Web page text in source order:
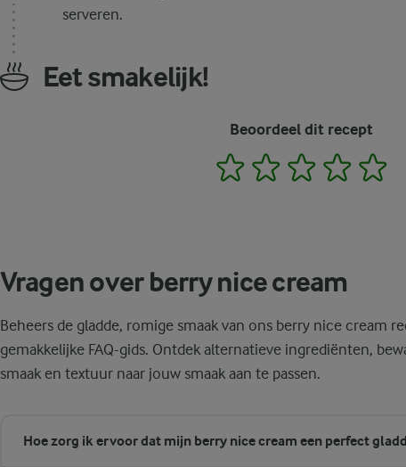
serveren.
Eet smakelijk!
Beoordeel dit recept
1 2 3 4
Vragen over berry nice cream
Beheers de gladde, romige smaak van ons berry nice cream
gemakkelijke FAQ-gids. Ontdek alternatieve ingrediënten,
smaak en textuur naar jouw smaak aan te passen.
Hoe zorg ik ervoor dat mijn berry nice cream een perfect